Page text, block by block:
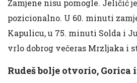
Zamjene nisu pomogle. Jeličić
pozicionalno. U 60. minuti
Kapulicu, u 75. minuti Solda i
vrlo dobrog večeras Mrzljaka i
Rudeš bolje otvorio, Gorica